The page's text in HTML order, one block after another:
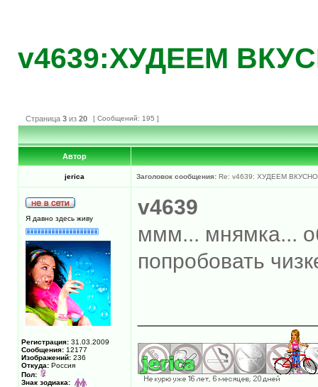
v4639:ХУДЕЕМ
Страница 3 из 20 [ Сообщений: 195 ]
Автор
jerica Заголовок сообщения: Re: v4639: ХУДЕЕМ
Я давно здесь живу
Регистрация: 31.03.2009
Сообщения: 12177
Изображений: 236
Откуда: Россия
Пол:
Знак зодиака:
v4639
ммм... мнямка...
попробовать